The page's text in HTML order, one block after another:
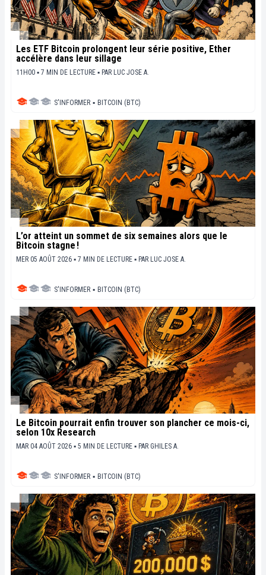
Les ETF Bitcoin prolongent leur série positive, Ether
accélère dans leur sillage
11H00 ▪ 7 MIN DE LECTURE ▪ PAR LUC JOSE A.
S'INFORMER ▪ BITCOIN (BTC)
L’or atteint un sommet de six semaines alors que le
Bitcoin stagne !
MER 05 AOÛT 2026 ▪ 7 MIN DE LECTURE ▪ PAR LUC JOSE A.
S'INFORMER ▪ BITCOIN (BTC)
Le Bitcoin pourrait enfin trouver son plancher ce mois-ci,
selon 10x Research
MAR 04 AOÛT 2026 ▪ 5 MIN DE LECTURE ▪ PAR GHILES A.
S'INFORMER ▪ BITCOIN (BTC)